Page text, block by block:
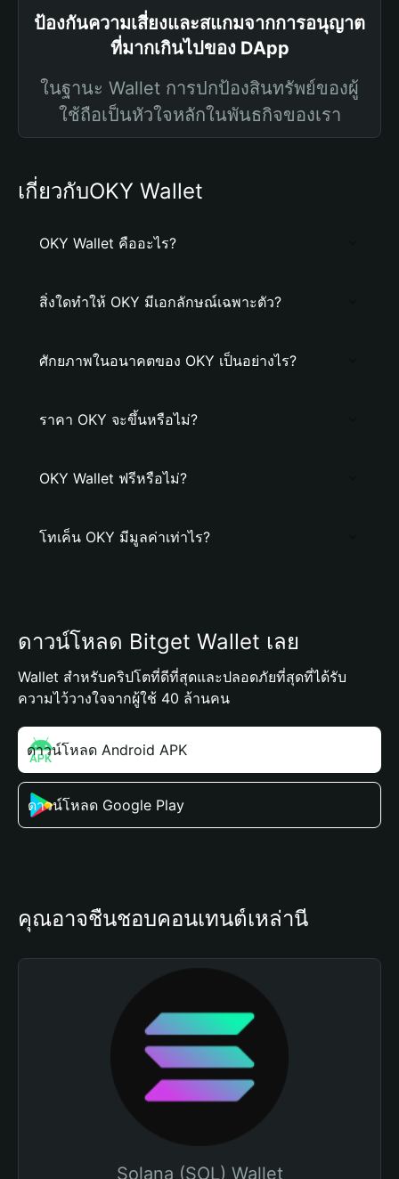
ป้องกันความเสี่ยงและสแกมจากการอนุญาต
ที่มากเกินไปของ DApp
ในฐานะ Wallet การปกป้องสินทรัพย์ของผู้
ใช้ถือเป็นหัวใจหลักในพันธกิจของเรา
เกี่ยวกับOKY Wallet
OKY Wallet คืออะไร?
สิ่งใดทำให้ OKY มีเอกลักษณ์เฉพาะตัว?
ศักยภาพในอนาคตของ OKY เป็นอย่างไร?
ราคา OKY จะขึ้นหรือไม่?
OKY Wallet ฟรีหรือไม่?
โทเค็น OKY มีมูลค่าเท่าไร?
ดาวน์โหลด Bitget Wallet เลย
Wallet สำหรับคริปโตที่ดีที่สุดและปลอดภัยที่สุดที่ได้รับ
ความไว้วางใจจากผู้ใช้ 40 ล้านคน
ดาวน์โหลด Android APK
ดาวน์โหลด Google Play
คุณอาจชื่นชอบคอนเทนต์เหล่านี้
Solana (SOL) Wallet